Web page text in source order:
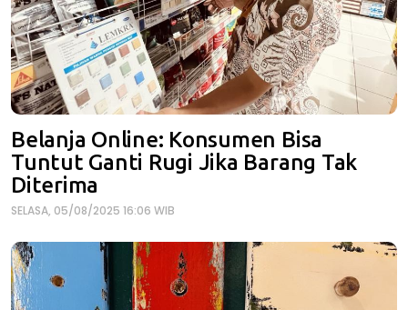
Belanja Online: Konsumen Bisa
Tuntut Ganti Rugi Jika Barang Tak
Diterima
SELASA, 05/08/2025 16:06 WIB